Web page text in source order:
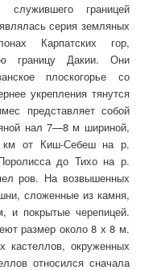
служившего границей
серия земляных
Карпатских гор,
границу Дакии. Они
плоскогорье со
укрепления тянутся
представляет собой
нал 7—8 м шириной,
от Киш-Себеш на р.
до Тихо на р.
ров. На возвышенных
сложенные из камня,
и покрытые черепицей.
размер около 8 х 8 м.
кастеллов, окруженных
относился сначала